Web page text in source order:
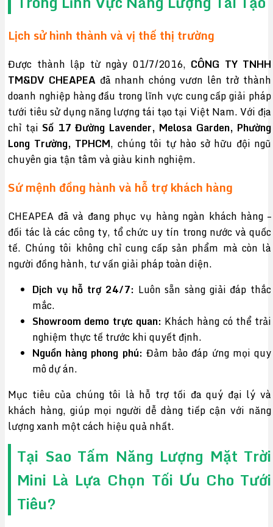
Lịch sử hình thành và vị thế thị trường
Được thành lập từ ngày 01/7/2016, CÔNG TY TNHH
TM&DV CHEAPEAđã nhanh chóng vươn lên trở thành
doanh nghiệp hàng đầu trong lĩnh vực cung cấp giải pháp
tưới tiêu sử dụng năng lượng tái tạo tại Việt Nam. Với địa
chỉ tại Số 17 Đường Lavender, Melosa Garden, Phường
Long Trường, TPHCM, chúng tôi tự hào sở hữu đội ngũ
chuyên gia tận tâm và giàu kinh nghiệm.
Sứ mệnh đồng hành và hỗ trợ khách hàng
CHEAPEA đã và đang phục vụ hàng ngàn khách hàng –
đối tác là các công ty, tổ chức uy tín trong nước và quốc
tế. Chúng tôi không chỉ cung cấp sản phẩm mà còn là
người đồng hành, tư vấn giải pháp toàn diện.
Dịch vụ hỗ trợ 24/7: Luôn sẵn sàng giải đáp thắc
mắc.
Showroom demo trực quan: Khách hàng có thể trải
nghiệm thực tế trước khi quyết định.
Nguồn hàng phong phú: Đảm bảo đáp ứng mọi quy
mô dự án.
Mục tiêu của chúng tôi là hỗ trợ tối đa quý đại lý và
khách hàng, giúp mọi người dễ dàng tiếp cận với năng
lượng xanh một cách hiệu quả nhất.
Tại Sao Tấm Năng Lượng Mặt Trời
Mini Là Lựa Chọn Tối Ưu Cho Tưới
Tiêu?